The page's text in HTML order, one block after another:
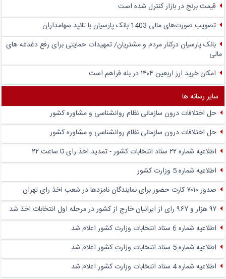
قیمت برنج در بازار کنترل شده است
تصویب صورت‌های مالی 1403 بانک پارسیان با تائید سهامداران
بانک پارسیان درکنار مردم و مشتریان/ تمهیدات حمایتی برای رفع دغدغه های
مالی
امکان خرید ارز اربعین ۱۴۰۴ در بله فراهم است
سایر رسانه ها
حل اختلافات درون سازمانی نظام روانشناسی و مشاوره کشور
حل اختلافات درون سازمانی نظام روانشناسی و مشاوره کشور
اطلاعیه شماره ۲۲ ستاد انتخابات کشور - تمدید اخذ رای تا ساعت ۲۲
اطلاعیه شماره 5 وزارت کشور
صدور ۷۰۱۰ کارت حضور برای نمایندگان نامزدها در شعب اخذ رای تهران
۹۷ هزار و ۹۶۷ رای از ایرانیان خارج از کشور در مرحله اول انتخابات اخذ شد
اطلاعیه شماره 6 ستاد انتخابات وزارت کشور اعلام شد
اطلاعیه شماره 5 ستاد انتخابات وزارت کشور اعلام شد
اطلاعیه شماره 4 ستاد انتخابات وزارت کشور اعلام شد